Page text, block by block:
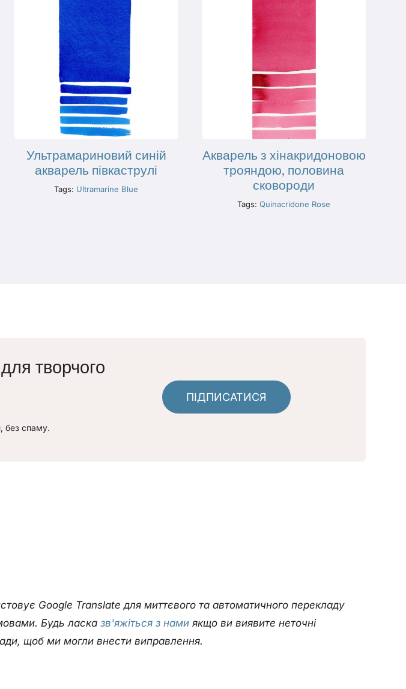
Ультрамариновий синій
акварель півкаструлі
Tags: Ultramarine Blue
Акварель з хінакридоновою
трояндою, половина
сковороди
Tags:Quinacridone Rose
творчого
без спаму.
ПІДПИСАТИСЯ
Google Translate для миттєвого та автоматичного перекладу
Будь ласказв'яжіться з нами якщо ви виявите неточні
щоб ми могли внести виправлення.